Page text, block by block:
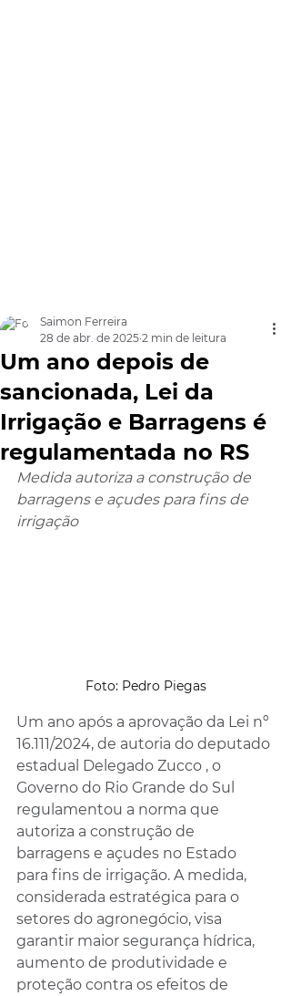
Um ano depois de
sancionada, Lei da
Irrigação e Barragens é
regulamentada no RS
Saimon Ferreira
28 de abr. de 2025 2 min de leitura
Medida autoriza a construção de
barragens e açudes para fins de
irrigação
Foto: Pedro Piegas
Um ano após a aprovação da Lei nº
16.111/2024, de autoria do deputado
estadual Delegado Zucco , o
Governo do Rio Grande do Sul
regulamentou a norma que
autoriza a construção de
barragens e açudes no Estado
para fins de irrigação. A medida,
considerada estratégica para o
setores do agronegócio, visa
garantir maior segurança hídrica,
aumento de produtividade e
proteção contra os efeitos de